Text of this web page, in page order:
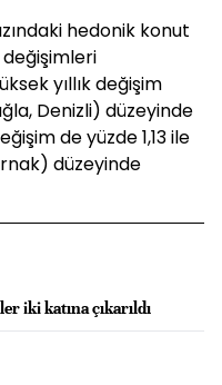
hedonik konut
değişimleri
yıllık değişim
Denizli) düzeyinde
de yüzde 1,13 ile
düzeyinde
iki katına çıkarıldı